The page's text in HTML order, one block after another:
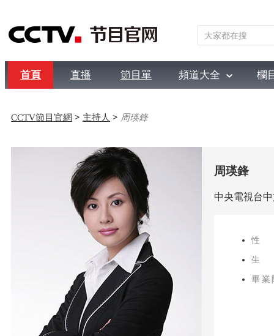
首頁 直播 節目單 頻道大全 欄
綜合 新聞 財經 綜藝 中文國際
CCTV節目官網 > 主持人 > 周瑛鋒
周瑛鋒
中央電視台
性
生
畢業